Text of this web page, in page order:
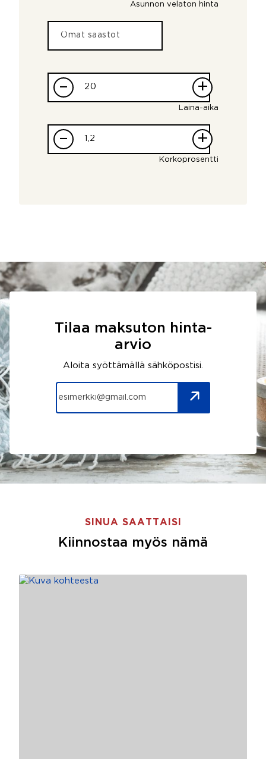
Asunnon velaton hinta
– +
Laina-aika
– +
Korkoprosentti
Tilaa maksuton hinta-
arvio
Aloita syöttämällä sähköpostisi.
SINUA SAATTAISI
Kiinnostaa myös nämä